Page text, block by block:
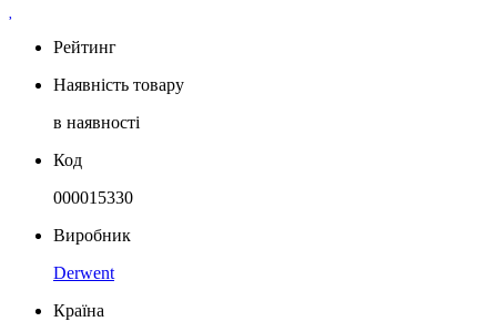
Рейтинг
Наявність товару
в наявності
Код
000015330
Виробник
Derwent
Країна